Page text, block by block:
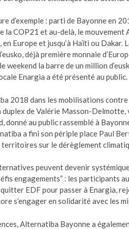
d’exemple : parti de Bayonne en
la COP21 et au-delà, le
en Europe et jusqu’à Haïti ou
déjà première monnaie
weekend la barre de un million
Enargia a été présenté au public.
2018 dans les mobilisations
duplex de Valérie Masson-
donné au public rassemblé à
a fini son périple place Paul
sur le dérèglement
peuvent devenir
engagements” : les participants
quitter EDF pour passer à Enargia,
s’engager en solidarité avec les
Alternatiba Bayonne a